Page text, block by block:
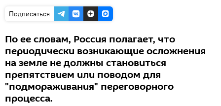
Подписаться
По ее словам, Россия полагает, что
периодически возникающие осложнения
на земле не должны становиться
препятствием или поводом для
"подмораживания" переговорного
процесса.